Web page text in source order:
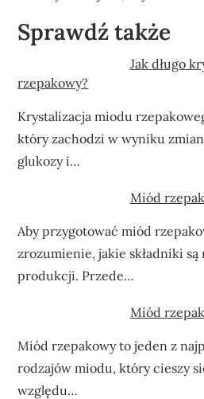
Sprawdź także
Jak długo
rzepakowy?
Krystalizacja miodu
który zachodzi w wyniku
glukozy i…
Miód
Aby przygotować miód
zrozumienie, jakie składniki
produkcji. Przede…
Miód
Miód rzepakowy to jeden z
rodzajów miodu, który cieszy
względu…